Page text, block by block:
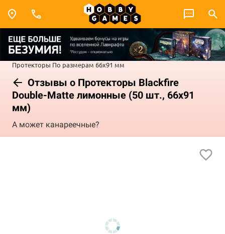
Протекторы По размерам 66x91 мм
Отзывы о Протекторы Blackfire
Double-Matte лимонные (50 шт., 66x91
мм)
А может канареечные?